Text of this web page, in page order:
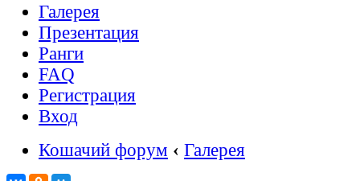
Галерея
Презентация
Ранги
FAQ
Регистрация
Вход
Кошачий форум ‹ Галерея